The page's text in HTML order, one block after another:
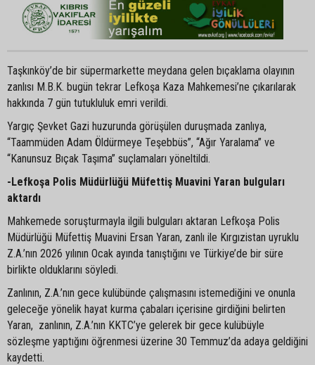
Taşkınköy’de bir süpermarkette meydana gelen bıçaklama olayının
zanlısı M.B.K. bugün tekrar Lefkoşa Kaza Mahkemesi’ne çıkarılarak
hakkında 7 gün tutukluluk emri verildi.
Yargıç Şevket Gazi huzurunda görüşülen duruşmada zanlıya,
“Taammüden Adam Öldürmeye Teşebbüs”, “Ağır Yaralama” ve
“Kanunsuz Bıçak Taşıma” suçlamaları yöneltildi.
-Lefkoşa Polis Müdürlüğü Müfettiş Muavini Yaran bulguları
aktardı
Mahkemede soruşturmayla ilgili bulguları aktaran Lefkoşa Polis
Müdürlüğü Müfettiş Muavini Ersan Yaran, zanlı ile Kırgızistan uyruklu
Z.A.’nın 2026 yılının Ocak ayında tanıştığını ve Türkiye’de bir süre
birlikte olduklarını söyledi.
Zanlının, Z.A.’nın gece kulübünde çalışmasını istemediğini ve onunla
geleceğe yönelik hayat kurma çabaları içerisine girdiğini belirten
Yaran, zanlının, Z.A.’nın KKTC’ye gelerek bir gece kulübüyle
sözleşme yaptığını öğrenmesi üzerine 30 Temmuz’da adaya geldiğini
kaydetti.